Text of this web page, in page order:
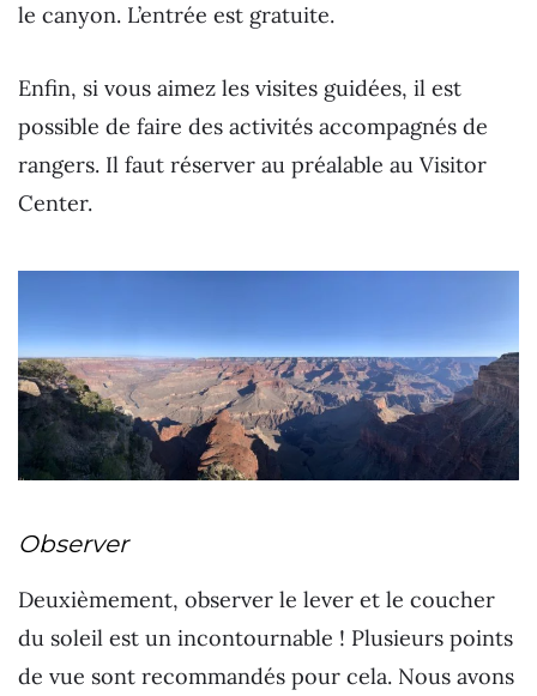
le canyon. L’entrée est gratuite.
Enfin, si vous aimez les visites guidées, il est
possible de faire des activités accompagnés de
rangers. Il faut réserver au préalable au Visitor
Center.
Observer
Deuxièmement, observer le lever et le coucher
du soleil est un incontournable ! Plusieurs points
de vue sont recommandés pour cela. Nous avons